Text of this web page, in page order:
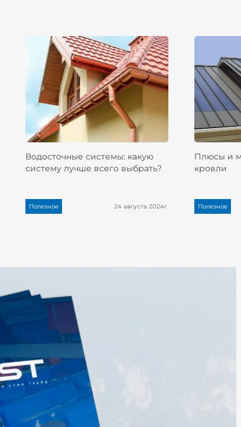
Водосточные системы: какую
систему лучше всего выбрать?
Полезное 24 августа 2024г.
Плюсы и
кровли
Полезное